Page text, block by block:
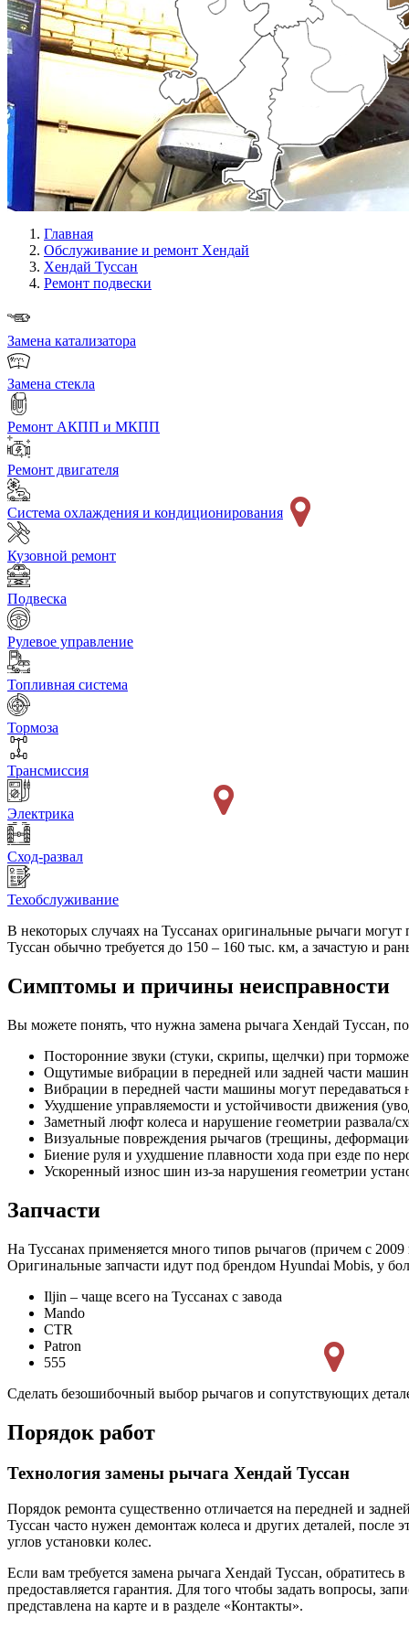
Главная
Обслуживание и ремонт Хендай
Хендай Туссан
Ремонт подвески
Замена катализатора
Замена стекла
Ремонт АКПП и МКПП
Ремонт двигателя
Система охлаждения и кондиционирования
Кузовной ремонт
Подвеска
Рулевое управление
Топливная система
Тормоза
Трансмиссия
Электрика
Сход-развал
Техобслуживание
В некоторых случаях на Туссанах оригинальные рычаги могут
Туссан обычно требуется до 150 – 160 тыс. км, а зачастую и
Симптомы и причины неисправности
Вы можете понять, что нужна замена рычага Хендай Туссан,
Посторонние звуки (стуки, скрипы, щелчки) при
Ощутимые вибрации в передней или задней части
Вибрации в передней части машины могут передаваться
Ухудшение управляемости и устойчивости движения
Заметный люфт колеса и нарушение геометрии развала/
Визуальные повреждения рычагов (трещины,
Биение руля и ухудшение плавности хода при езде по
Ускоренный износ шин из-за нарушения геометрии
Запчасти
На Туссанах применяется много типов рычагов (причем с
Оригинальные запчасти идут под брендом Hyundai Mobis, у
Iljin – чаще всего на Туссанах с завода
Mando
CTR
Patron
555
Сделать безошибочный выбор рычагов и сопутствующих
Порядок работ
Технология замены рычага Хендай Туссан
Порядок ремонта существенно отличается на передней и
Туссан часто нужен демонтаж колеса и других деталей, после
углов установки колес.
Если вам требуется замена рычага Хендай Туссан,
предоставляется гарантия. Для того чтобы задать вопросы,
представлена на карте и в разделе «Контакты».